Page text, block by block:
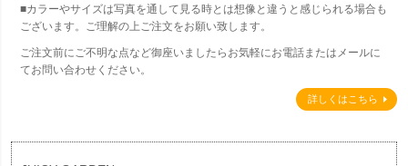
■カラーやサイズは写真を通して見る時とは想像と違うと感じられる場合も
ございます。ご理解の上ご注文をお願い致します。
ご注文前にご不明な点など御座いましたらお気軽にお電話またはメールに
てお問い合わせください。
詳しくはこちら